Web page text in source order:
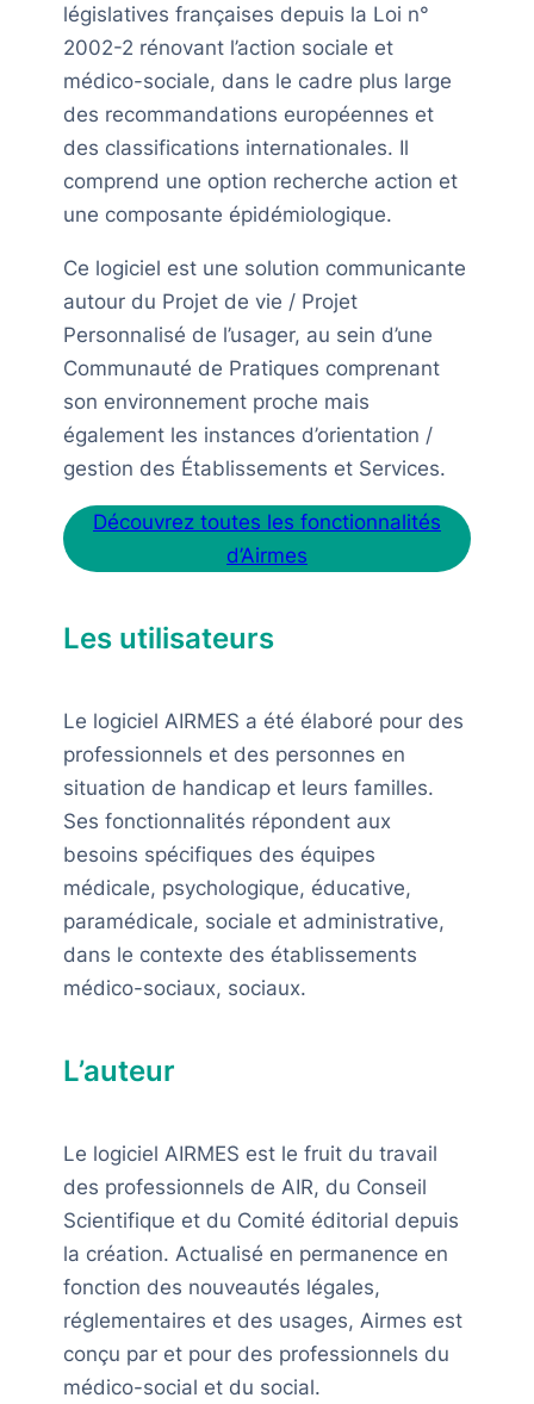
législatives françaises depuis la Loi n°
2002-2 rénovant l’action sociale et
médico-sociale, dans le cadre plus large
des recommandations européennes et
des classifications internationales. Il
comprend une option recherche action et
une composante épidémiologique.
Ce logiciel est une solution communicante
autour du Projet de vie / Projet
Personnalisé de l’usager, au sein d’une
Communauté de Pratiques comprenant
son environnement proche mais
également les instances d’orientation /
gestion des Établissements et Services.
Découvrez toutes les fonctionnalités
d’Airmes
Les utilisateurs
Le logiciel AIRMES a été élaboré pour des
professionnels et des personnes en
situation de handicap et leurs familles.
Ses fonctionnalités répondent aux
besoins spécifiques des équipes
médicale, psychologique, éducative,
paramédicale, sociale et administrative,
dans le contexte des établissements
médico-sociaux, sociaux.
L’auteur
Le logiciel AIRMES est le fruit du travail
des professionnels de AIR, du Conseil
Scientifique et du Comité éditorial depuis
la création. Actualisé en permanence en
fonction des nouveautés légales,
réglementaires et des usages, Airmes est
conçu par et pour des professionnels du
médico-social et du social.